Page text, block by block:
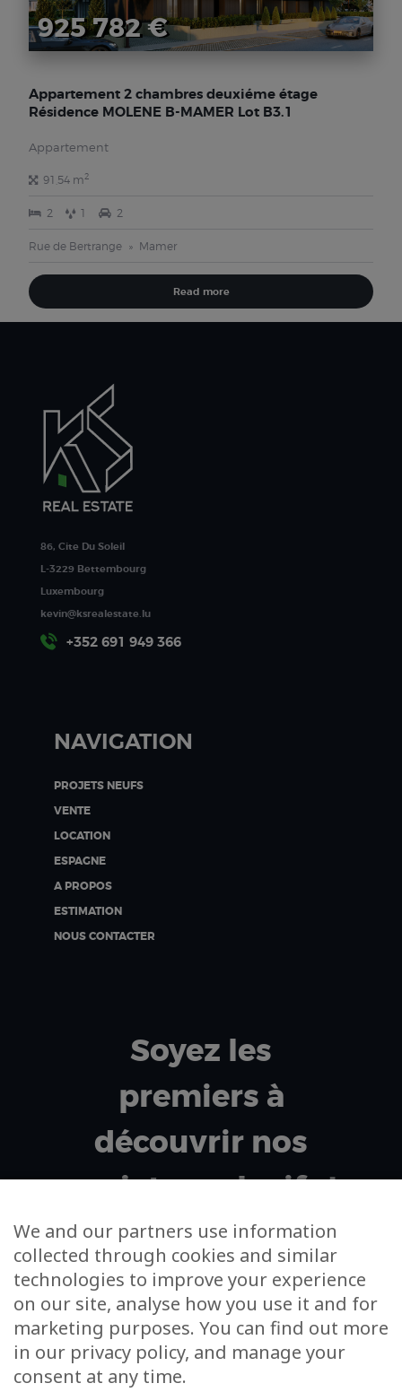
925 782 €
Appartement 2 chambres deuxiéme étage
Résidence MOLENE B-MAMER Lot B3.1
Appartement
91,54 m2
2 1 2
Rue de Bertrange Mamer
Read more
86, Cite Du Soleil
L-3229 Bettembourg
Luxembourg
kevin@ksrealestate.lu
+352 691 949 366
NAVIGATION
PROJETS NEUFS
VENTE
LOCATION
ESPAGNE
A PROPOS
ESTIMATION
NOUS CONTACTER
Soyez les
premiers à
découvrir nos
projets exclusifs !
Votre adresse email
J’accepte de m’inscrire à la newsletter et à
l’utilisation de mes données dans cet unique cadre
We and our partners use information
collected through cookies and similar
technologies to improve your experience
on our site, analyse how you use it and for
marketing purposes. You can find out more
in our privacy policy, and manage your
consent at any time.